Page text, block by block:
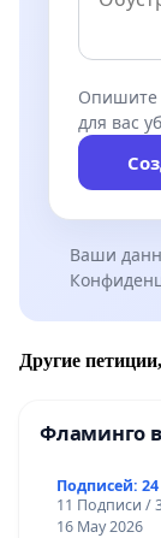
Опишите
для вас
Ваши
Другие
Фламинго
Подписей: 24
11 Подписи /
16 May 2026